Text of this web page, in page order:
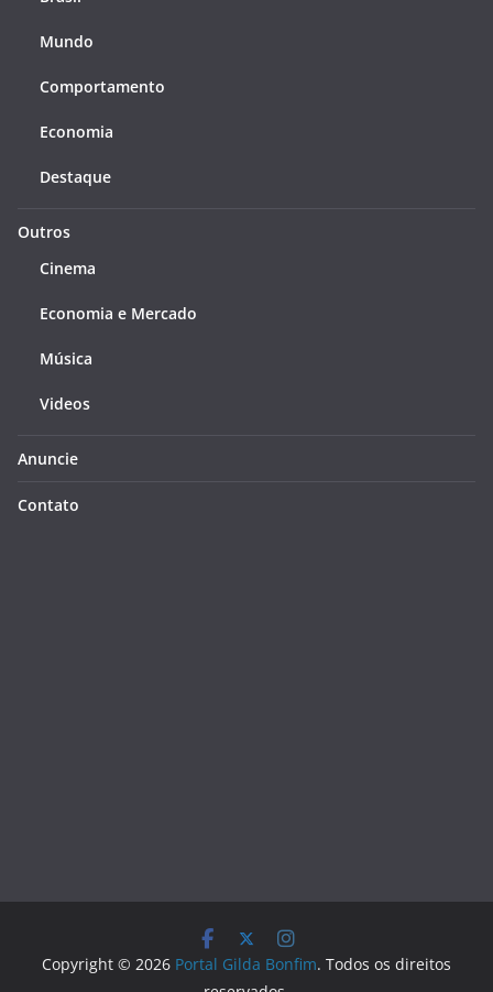
Mundo
Comportamento
Economia
Destaque
Outros
Cinema
Economia e Mercado
Música
Videos
Anuncie
Contato
Copyright © 2026 Portal Gilda Bonfim. Todos os direitos